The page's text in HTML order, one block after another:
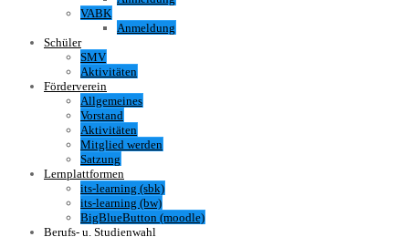
VABK
Anmeldung
Schüler
SMV
Aktivitäten
Förderverein
Allgemeines
Vorstand
Aktivitäten
Mitglied werden
Satzung
Lernplattformen
its-learning (sbk)
its-learning (bw)
BigBlueButton (moodle)
Berufs- u. Studienwahl